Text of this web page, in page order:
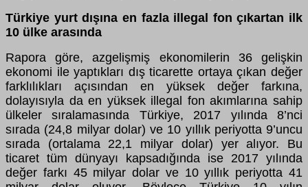
Türkiye yurt dışına en fazla illegal fon çıkartan ilk
10 ülke arasında
Rapora göre, azgelişmiş ekonomilerin 36 gelişkin
ekonomi ile yaptıkları dış ticarette ortaya çıkan değer
farklılıkları açısından en yüksek değer farkına,
dolayısıyla da en yüksek illegal fon akımlarına sahip
ülkeler sıralamasında Türkiye, 2017 yılında 8’nci
sırada (24,8 milyar dolar) ve 10 yıllık periyotta 9’uncu
sırada (ortalama 22,1 milyar dolar) yer alıyor. Bu
ticaret tüm dünyayı kapsadığında ise 2017 yılında
değer farkı 45 milyar dolar ve 10 yıllık periyotta 41